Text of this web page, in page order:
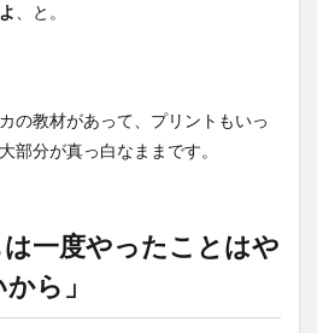
、と。
の教材があって、プリントもいっ
部分が真っ白なままです。
一度やったことはや
ら」